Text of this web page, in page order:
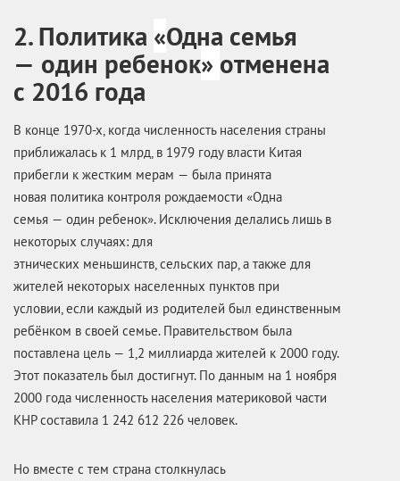
2. Политика «Одна семья
— один ребенок» отменена
с 2016 года
В конце 1970-х, когда численность населения страны
приближалась к 1 млрд, в 1979 году власти Китая
прибегли к жестким мерам — была принята
новая политика контроля рождаемости «Одна
семья — один ребенок». Исключения делались лишь в
некоторых случаях: для
этнических меньшинств, сельских пар, а также для
жителей некоторых населенных пунктов при
условии, если каждый из родителей был единственным
ребёнком в своей семье. Правительством была
поставлена цель — 1,2 миллиарда жителей к 2000 году.
Этот показатель был достигнут. По данным на 1 ноября
2000 года численность населения материковой части
КНР составила 1 242 612 226 человек.
Но вместе с тем страна столкнулась